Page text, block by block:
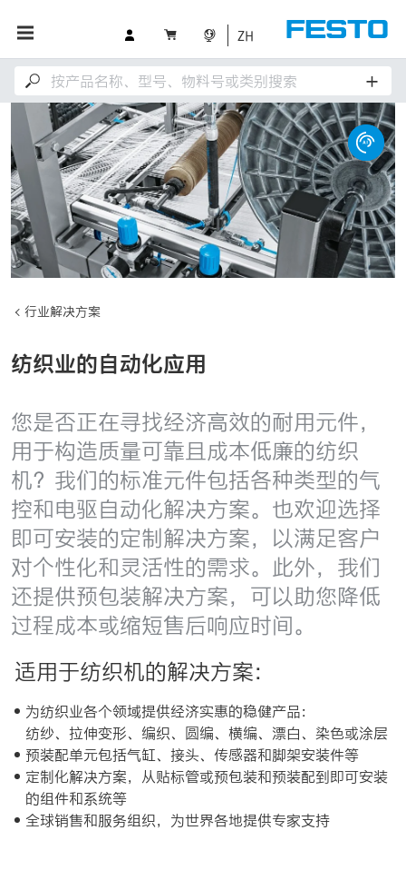
ZH
行业解决方案
纺织业的自动化应用
您是否正在寻找经济高效的耐用元件，
用于构造质量可靠且成本低廉的纺织
机？我们的标准元件包括各种类型的气
控和电驱自动化解决方案。也欢迎选择
即可安装的定制解决方案，以满足客户
对个性化和灵活性的需求。此外，我们
还提供预包装解决方案，可以助您降低
过程成本或缩短售后响应时间。
适用于纺织机的解决方案：
为纺织业各个领域提供经济实惠的稳健产品：
纺纱、拉伸变形、编织、圆编、横编、漂白、染色或涂层
预装配单元包括气缸、接头、传感器和脚架安装件等
定制化解决方案，从贴标管或预包装和预装配到即可安装
的组件和系统等
全球销售和服务组织，为世界各地提供专家支持